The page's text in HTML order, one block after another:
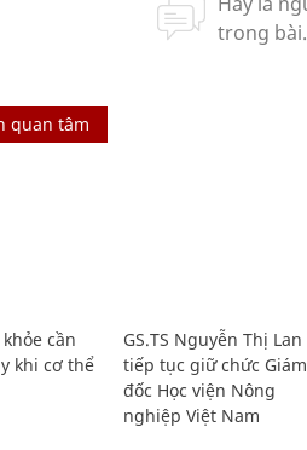
quan tâm
cần
khi cơ thể
GS.TS Nguyễn Thị Lan
tiếp tục giữ chức Giám
đốc Học viện Nông
nghiệp Việt Nam